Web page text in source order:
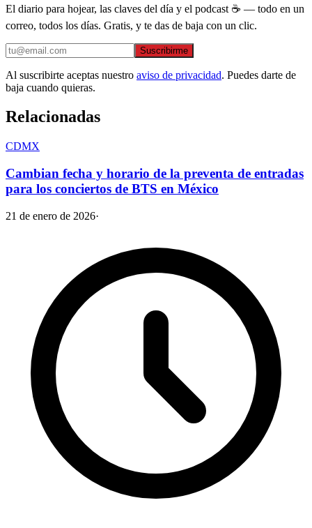
El diario para hojear, las claves del día y el podcast ☕ — todo en un
correo, todos los días. Gratis, y te das de baja con un clic.
Suscribirme
Al suscribirte aceptas nuestro aviso de privacidad. Puedes darte de
baja cuando quieras.
Relacionadas
CDMX
Cambian fecha y horario de la preventa de entradas
para los conciertos de BTS en México
21 de enero de 2026·